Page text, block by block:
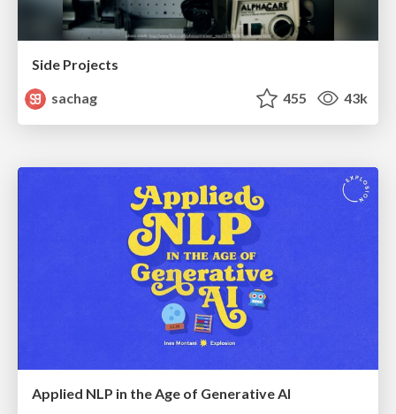
Side Projects
sachag
455 43k
Applied NLP in the Age of Generative AI